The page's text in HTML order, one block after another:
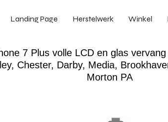
Landing Page Herstelwerk Winkel
7 Plus volle LCD en glas
Chester, Darby, Media,
Morton PA